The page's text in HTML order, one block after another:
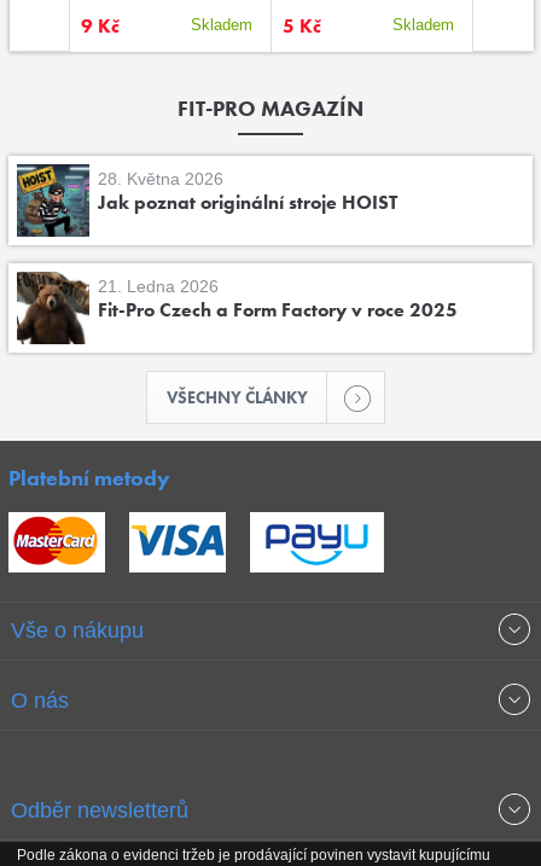
9 Kč Skladem 5 Kč Skladem
FIT-PRO MAGAZÍN
28. Května 2026
Jak poznat originální stroje HOIST
21. Ledna 2026
Fit-Pro Czech a Form Factory v roce 2025
VŠECHNY ČLÁNKY
Platební metody
Vše o nákupu
Obchodní podmínky
O nás
Odběr newsletterů
Podle zákona o evidenci tržeb je prodávající povinen vystavit kupujícímu